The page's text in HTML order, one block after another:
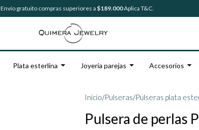
Envío gratuito compras superiores a $189.000Aplica T&C.
Plata esterlina Joyería parejas Accesorios
Inicio/Pulseras/Pulseras plata
Pulsera de perlas